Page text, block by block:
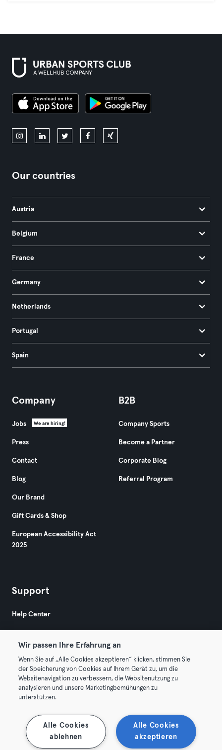
Our countries
Austria
Belgium
France
Germany
Netherlands
Portugal
Spain
Company
Jobs We are hiring!
Press
Contact
Blog
Our Brand
Gift Cards & Shop
European Accessibility Act
2025
B2B
Company Sports
Become a Partner
Corporate Blog
Referral Program
Support
Help Center
© 2026 Urban Sports Group GmbH. All rights reserved.
Terms & Conditions
Terminate contracts here Withdraw contracts here
Wir passen Ihre Erfahrung an
Wenn Sie auf „Alle Cookies akzeptieren“ klicken, stimmen Sie
der Speicherung von Cookies auf Ihrem Gerät zu, um die
Websitenavigation zu verbessern, die Websitenutzung zu
analysieren und unsere Marketingbemühungen zu
unterstützen.
Alle Cookies
akzeptieren
Alle Cookies
ablehnen